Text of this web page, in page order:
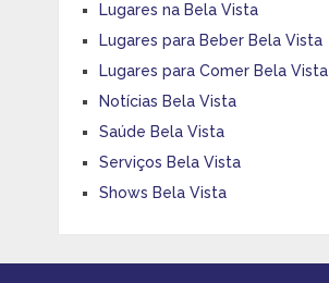
Lugares na Bela Vista
Lugares para Beber Bela Vista
Lugares para Comer Bela Vista
Notícias Bela Vista
Saúde Bela Vista
Serviços Bela Vista
Shows Bela Vista